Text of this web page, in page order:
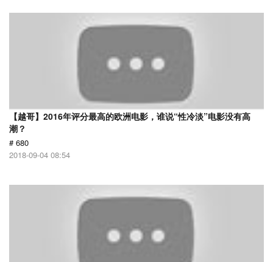
【越哥】2016年评分最高的欧洲电影，谁说“性冷淡”电影没有高
潮？
# 680
2018-09-04 08:54